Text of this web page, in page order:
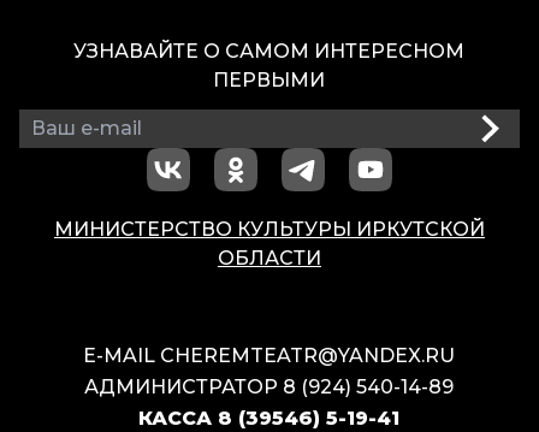
УЗНАВАЙТЕ О САМОМ ИНТЕРЕСНОМ
ПЕРВЫМИ
МИНИСТЕРСТВО КУЛЬТУРЫ ИРКУТСКОЙ
ОБЛАСТИ
E-MAIL CHEREMTEATR@YANDEX.RU
АДМИНИСТРАТОР 8 (924) 540-14-89
КАССА 8 (39546) 5-19-41